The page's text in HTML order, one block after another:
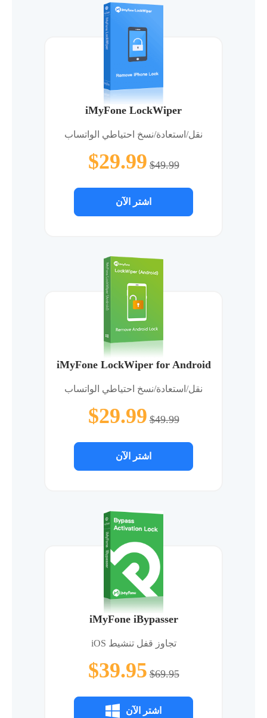
iMyFone LockWiper
نقل/استعادة/نسخ احتياطي الواتساب
$29.99 $49.99
اشتر الآن
iMyFone LockWiper for Android
نقل/استعادة/نسخ احتياطي الواتساب
$29.99 $49.99
اشتر الآن
iMyFone iBypasser
تجاوز قفل تنشيط iOS
$39.95 $69.95
اشتر الآن